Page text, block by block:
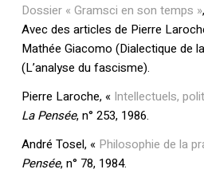
Dossier « Gramsci en son temps »,
Avec des articles de Pierre
Mathée Giacomo (Dialectique de
(L’analyse du fascisme).
Pierre Laroche, « Intellectuels,
La Pensée, n° 253, 1986.
André Tosel, « Philosophie de la
Pensée, n° 78, 1984.